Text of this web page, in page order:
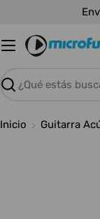
contenido
Buscar
Inicio Guitarra